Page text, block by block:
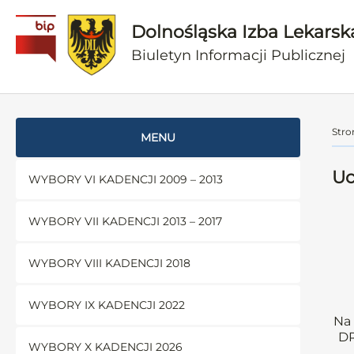
Dolnośląska Izba
Biuletyn Informacji Publicznej
MENU
WYBORY VI KADENCJI 2009 – 2013
WYBORY VII KADENCJI 2013 – 2017
WYBORY VIII KADENCJI 2018
WYBORY IX KADENCJI 2022
WYBORY X KADENCJI 2026